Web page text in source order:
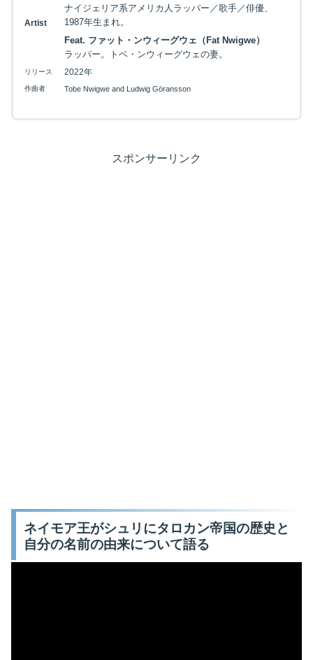
Artist
ナイジェリア系アメリカ人ラッパー／歌手／俳優、
1987年生まれ。
Feat. ファット・ンウィーグウェ（Fat Nwigwe）
ラッパー。トベ・ンウィーグウェの妻。
リリース 2022年
作曲者 Tobe Nwigwe and Ludwig Göransson
スポンサーリンク
ネイモア王がシュリにタロカン帝国の歴史と
自分の名前の由来について語る